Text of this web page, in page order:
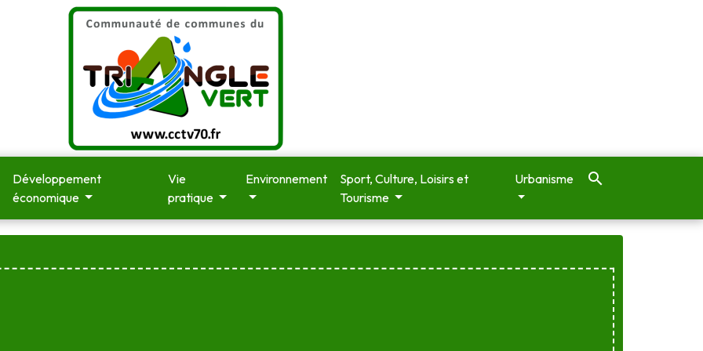
Développement
économique
Vie
pratique
Environnement
Sport, Culture, Loisirs et
Tourisme
Urbanisme search